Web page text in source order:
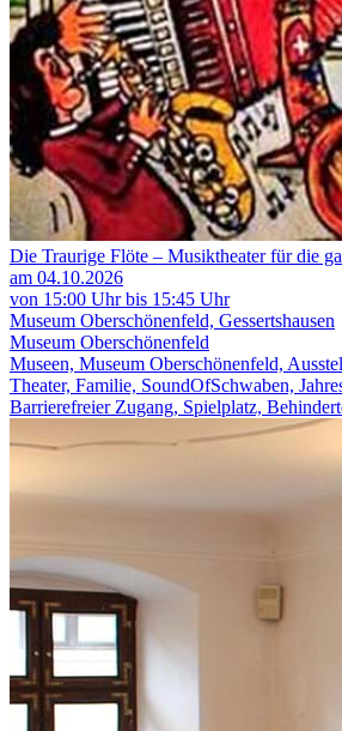
Die Traurige Flöte – Musiktheater für die
am 04.10.2026
von 15:00 Uhr bis 15:45 Uhr
Museum Oberschönenfeld, Gessertshausen
Museum Oberschönenfeld
Museen, Museum Oberschönenfeld,
Theater, Familie, SoundOfSchwaben,
Barrierefreier Zugang, Spielplatz,